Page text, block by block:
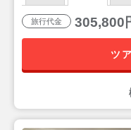
旅行代金 305,800
ツ